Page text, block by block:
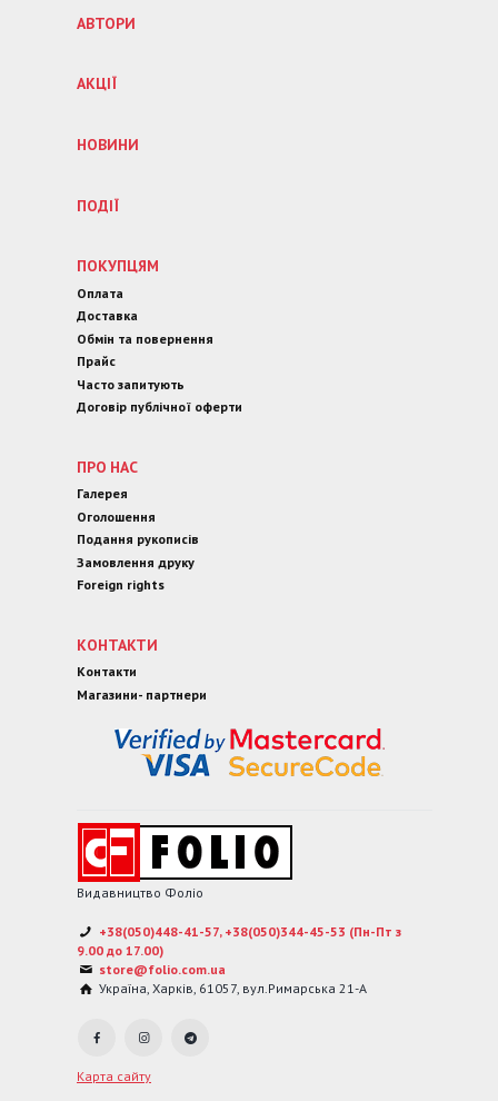
АВТОРИ
АКЦІЇ
НОВИНИ
ПОДІЇ
ПОКУПЦЯМ
Оплата
Доставка
Обмін та повернення
Прайс
Часто запитують
Договір публічної оферти
ПРО НАС
Галерея
Оголошення
Подання рукописів
Замовлення друку
Foreign rights
КОНТАКТИ
Контакти
Магазини- партнери
Видавництво Фоліо
+38(050)448-41-57, +38(050)344-45-53 (Пн-Пт з
9.00 до 17.00)
store@folio.com.ua
Україна Харків 61057, вул.Римарська 21-А
Карта сайту